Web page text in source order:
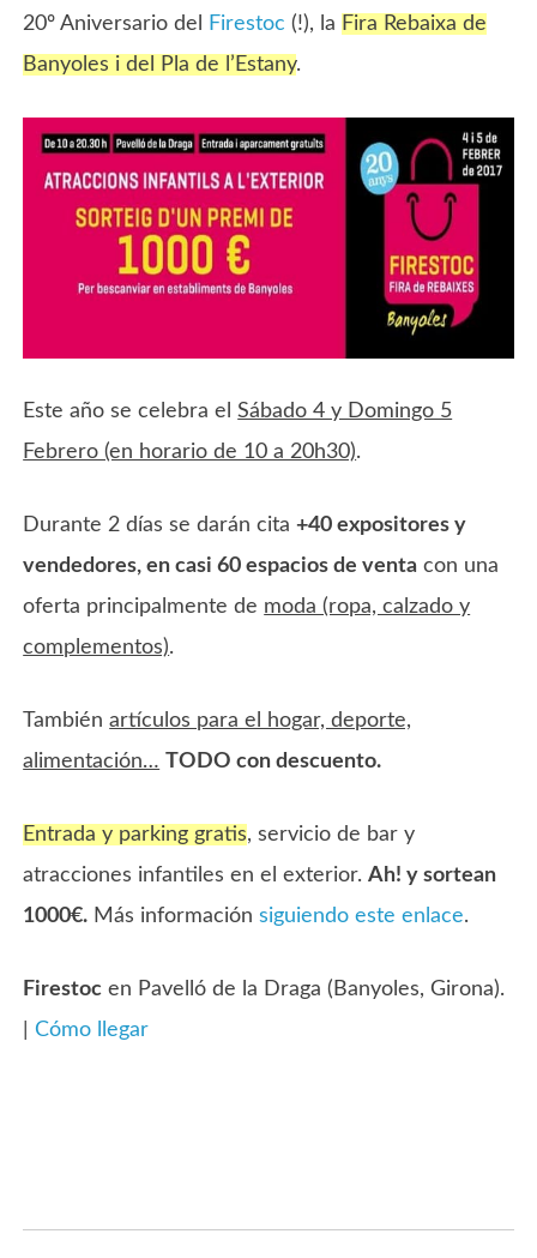
20º Aniversario del Firestoc (!), la Fira Rebaixa de
Banyoles i del Pla de l’Estany.
Este año se celebra elSábado 4 y Domingo 5
Febrero (en horario de 10 a 20h30).
Durante 2 días se darán cita+40 expositores y
vendedores, en casi 60 espacios de venta con una
oferta principalmente de moda (ropa, calzado y
complementos).
Tambiénartículos para el hogar, deporte,
alimentación… TODO con descuento.
Entrada y parking gratis, servicio de bar y
atracciones infantiles en el exterior.Ah! y sortean
1000€. Más informaciónsiguiendo este enlace.
Firestoc en Pavelló de la Draga (Banyoles, Girona).
|Cómo llegar